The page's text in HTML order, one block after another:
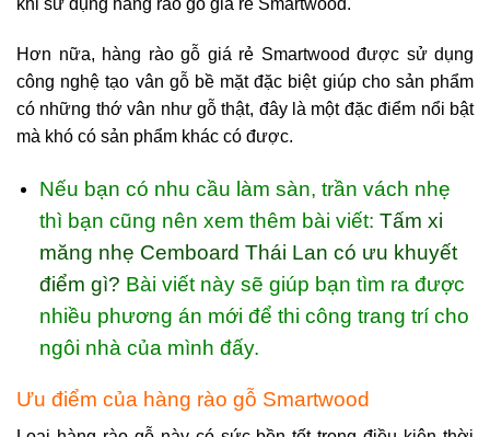
khi sử dụng hàng rào gỗ giá rẻ Smartwood.
Hơn nữa, hàng ràogỗ giá rẻ Smartwood được sử dụng
công nghệ tạo vân gỗ bề mặt đặc biệt giúp cho sản phẩm
có những thớ vân như gỗ thật, đây là một đặc điểm nổi bật
mà khó có sản phẩm khác có được.
Nếu bạn có nhu cầu làm sàn, trần vách nhẹ
thì bạn cũng nên xem thêm bài viết: Tấm xi
măng nhẹ Cemboard Thái Lan có ưu khuyết
điểm gì? Bài viết này sẽ giúp bạn tìm ra được
nhiều phương án mới để thi công trang trí cho
ngôi nhà của mình đấy.
Ưu điểm của hàng rào gỗ Smartwood